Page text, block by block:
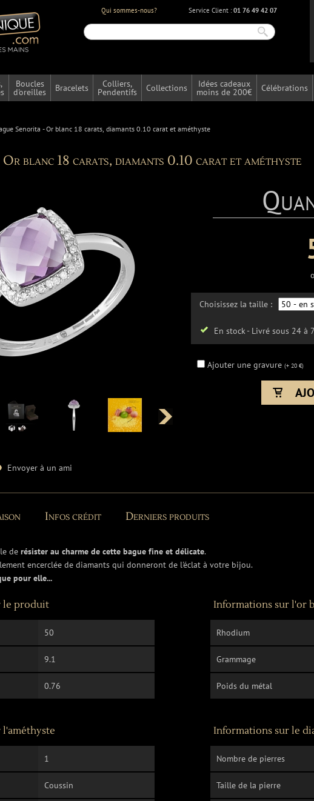
Qui sommes-nous? Service Client :01 76 49 42 07
Boucles
d'oreilles Bracelets Colliers,
Pendentifs Collections Idées cadeaux
moins de 200€ Célébrations
Senorita - Or blanc 18 carats, diamants 0.10 carat et améthyste
blanc 18 carats, diamants 0.10 carat et améthyste
Choisissez la taille :
En stock - Livré sous 24 à
Ajouter une gravure (+ 20 €)
Envoyer à un ami
Infos crédit Derniers produits
de résister au charme de cette bague fine et délicate.
encerclée de diamants qui donneront de l'éclat à votre bijou.
pour elle...
le produit
50
9.1
0.76
Informations sur l'or
Rhodium
Grammage
Poids du métal
1
Coussin
Informations sur le
Nombre de pierres
Taille de la pierre